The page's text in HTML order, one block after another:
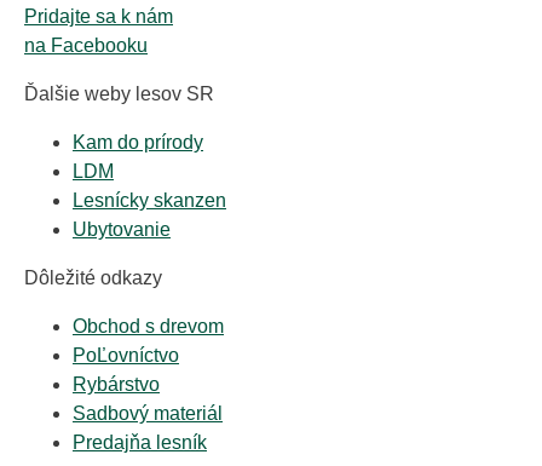
Pridajte sa k nám
na Facebooku
Ďalšie weby lesov SR
Kam do prírody
LDM
Lesnícky skanzen
Ubytovanie
Dôležité odkazy
Obchod s drevom
PoĽovníctvo
Rybárstvo
Sadbový materiál
Predajňa lesník